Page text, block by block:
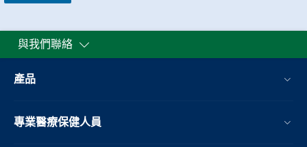
與我們聯絡
產品
專業醫療保健人員